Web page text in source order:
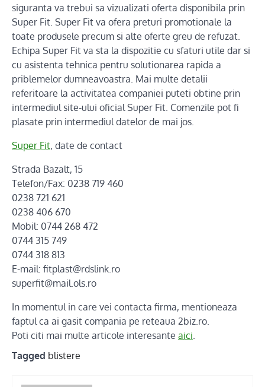
siguranta va trebui sa vizualizati oferta disponibila prin
Super Fit. Super Fit va ofera preturi promotionale la
toate produsele precum si alte oferte greu de refuzat.
Echipa Super Fit va sta la dispozitie cu sfaturi utile dar si
cu asistenta tehnica pentru solutionarea rapida a
priblemelor dumneavoastra. Mai multe detalii
referitoare la activitatea companiei puteti obtine prin
intermediul site-ului oficial Super Fit. Comenzile pot fi
plasate prin intermediul datelor de mai jos.
Super Fit, date de contact
Strada Bazalt, 15
Telefon/Fax: 0238 719 460
0238 721 621
0238 406 670
Mobil: 0744 268 472
0744 315 749
0744 318 813
E-mail: fitplast@rdslink.ro
superfit@mail.ols.ro
In momentul in care vei contacta firma, mentioneaza
faptul ca ai gasit compania pe reteaua 2biz.ro.
Poti citi mai multe articole interesante aici
Tagged blistere